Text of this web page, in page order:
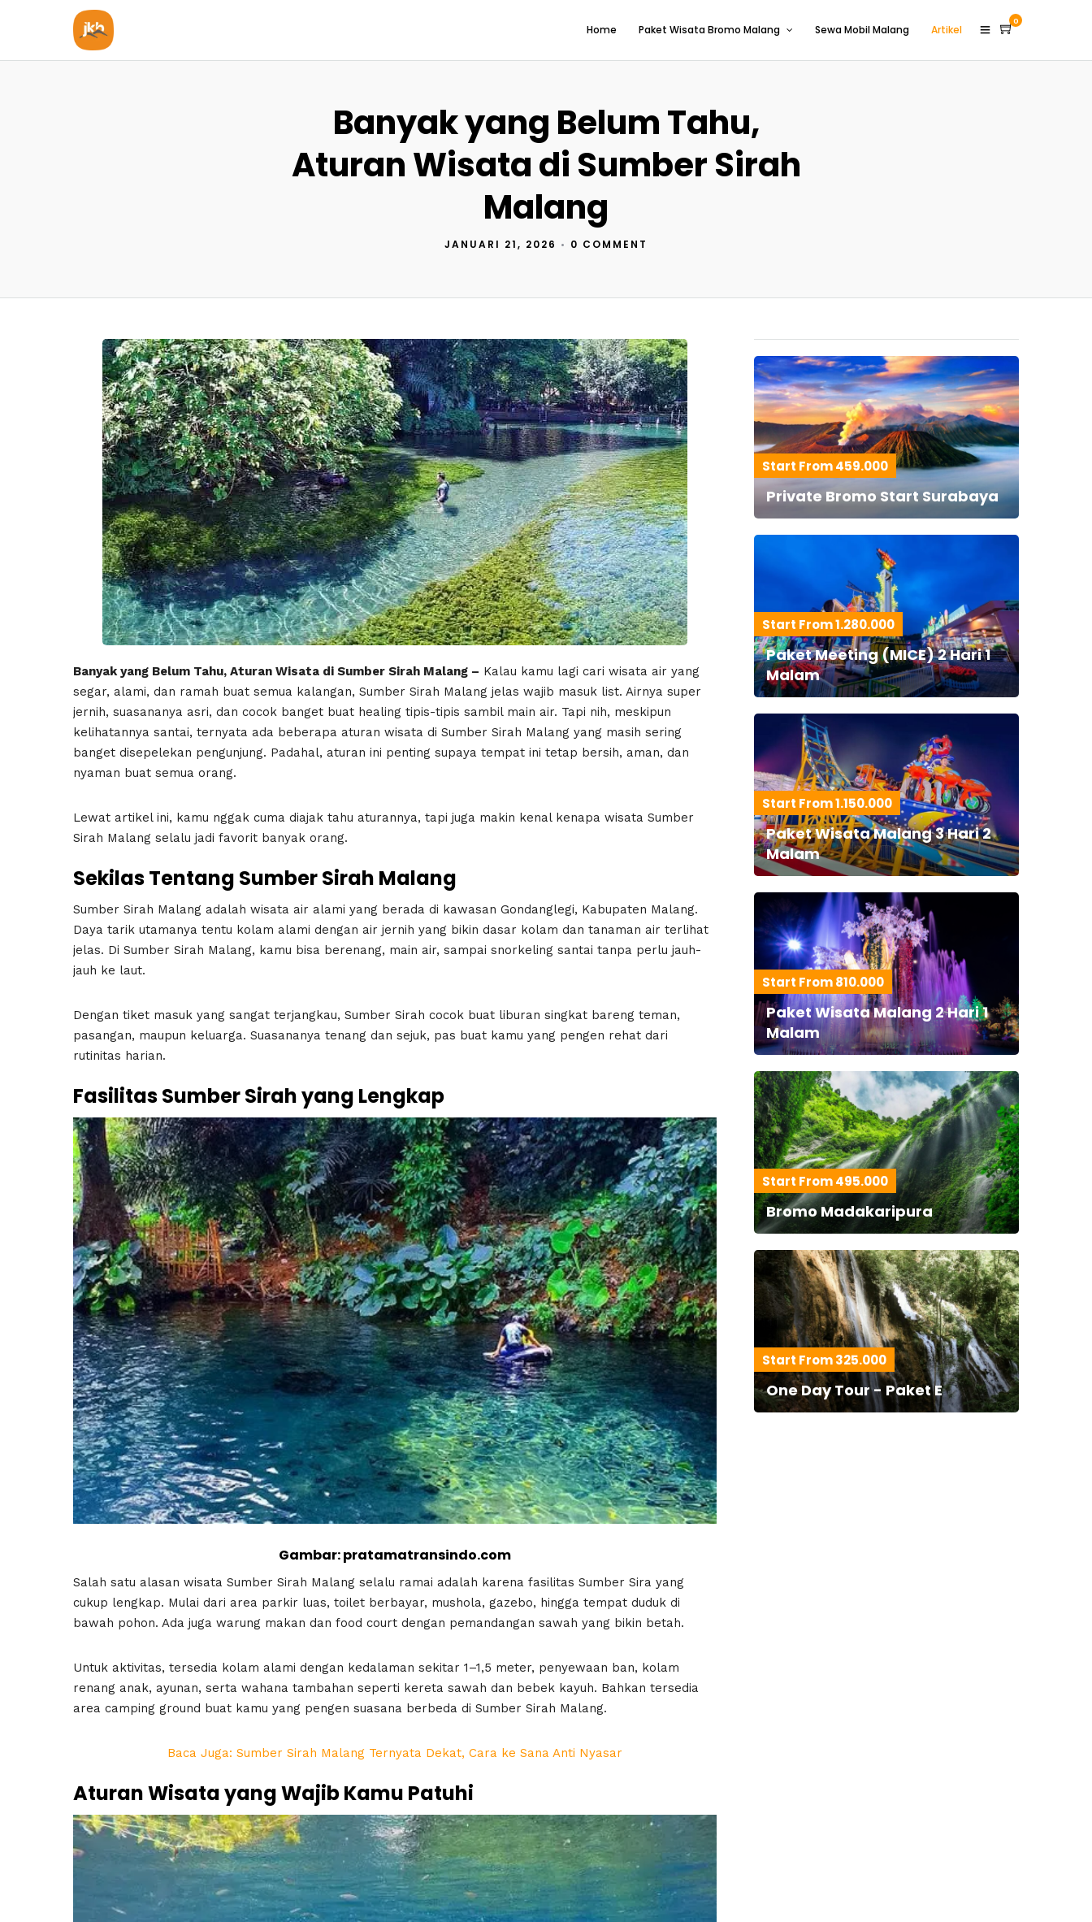
Home Paket Wisata Bromo Malang Sewa Mobil Malang Artikel
0
Banyak yang Belum Tahu,
Aturan Wisata di Sumber Sirah
Malang
JANUARI 21, 2026 • 0 COMMENT
Banyak yang Belum Tahu, Aturan Wisata di Sumber Sirah Malang – Kalau kamu lagi cari wisata air yang
segar, alami, dan ramah buat semua kalangan, Sumber Sirah Malang jelas wajib masuk list. Airnya super
jernih, suasananya asri, dan cocok banget buat healing tipis-tipis sambil main air. Tapi nih, meskipun
kelihatannya santai, ternyata ada beberapa aturan wisata di Sumber Sirah Malang yang masih sering
banget disepelekan pengunjung. Padahal, aturan ini penting supaya tempat ini tetap bersih, aman, dan
nyaman buat semua orang.
Lewat artikel ini, kamu nggak cuma diajak tahu aturannya, tapi juga makin kenal kenapa wisata Sumber
Sirah Malang selalu jadi favorit banyak orang.
Sekilas Tentang Sumber Sirah Malang
Sumber Sirah Malang adalah wisata air alami yang berada di kawasan Gondanglegi, Kabupaten Malang.
Daya tarik utamanya tentu kolam alami dengan air jernih yang bikin dasar kolam dan tanaman air terlihat
jelas. Di Sumber Sirah Malang, kamu bisa berenang, main air, sampai snorkeling santai tanpa perlu jauh-
jauh ke laut.
Dengan tiket masuk yang sangat terjangkau, Sumber Sirah cocok buat liburan singkat bareng teman,
pasangan, maupun keluarga. Suasananya tenang dan sejuk, pas buat kamu yang pengen rehat dari
rutinitas harian.
Fasilitas Sumber Sirah yang Lengkap
Gambar: pratamatransindo.com
Salah satu alasan wisata Sumber Sirah Malang selalu ramai adalah karena fasilitas Sumber Sira yang
cukup lengkap. Mulai dari area parkir luas, toilet berbayar, mushola, gazebo, hingga tempat duduk di
bawah pohon. Ada juga warung makan dan food court dengan pemandangan sawah yang bikin betah.
Untuk aktivitas, tersedia kolam alami dengan kedalaman sekitar 1–1,5 meter, penyewaan ban, kolam
renang anak, ayunan, serta wahana tambahan seperti kereta sawah dan bebek kayuh. Bahkan tersedia
area camping ground buat kamu yang pengen suasana berbeda di Sumber Sirah Malang.
Baca Juga: Sumber Sirah Malang Ternyata Dekat, Cara ke Sana Anti Nyasar
Aturan Wisata yang Wajib Kamu Patuhi
Start From 459.000
Private Bromo Start Surabaya
Start From 1.280.000
Paket Meeting (MICE) 2 Hari 1
Malam
Start From 1.150.000
Paket Wisata Malang 3 Hari 2
Malam
Start From 810.000
Paket Wisata Malang 2 Hari 1
Malam
Start From 495.000
Bromo Madakaripura
Start From 325.000
One Day Tour - Paket E